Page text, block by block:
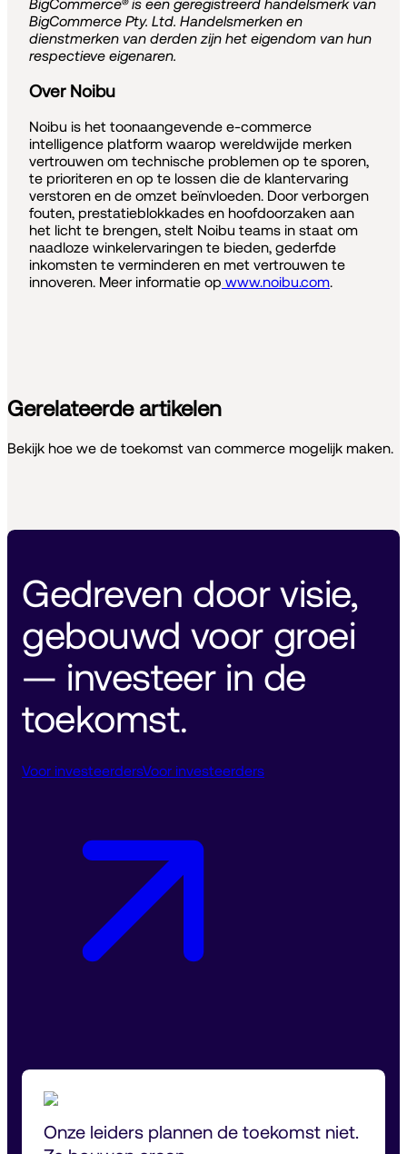
BigCommerce® is een geregistreerd handelsmerk van
BigCommerce Pty. Ltd. Handelsmerken en
dienstmerken van derden zijn het eigendom van hun
respectieve eigenaren.
Over Noibu
Noibu is het toonaangevende e-commerce
intelligence platform waarop wereldwijde merken
vertrouwen om technische problemen op te sporen,
te prioriteren en op te lossen die de klantervaring
verstoren en de omzet beïnvloeden. Door verborgen
fouten, prestatieblokkades en hoofdoorzaken aan
het licht te brengen, stelt Noibu teams in staat om
naadloze winkelervaringen te bieden, gederfde
inkomsten te verminderen en met vertrouwen te
innoveren. Meer informatie op www.noibu.com.
Gerelateerde artikelen
Bekijk hoe we de toekomst van commerce mogelijk maken.
Gedreven door visie,
gebouwd voor groei
— investeer in de
toekomst.
Voor investeerdersVoor investeerders
Onze leiders plannen de toekomst niet.